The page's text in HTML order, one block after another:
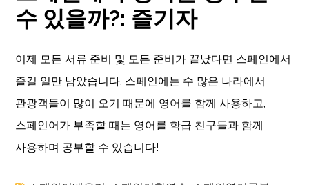
수 있을까?: 즐기자
이제 모든 서류 준비 및 모든 준비가 끝났다면 스페인에서
즐길 일만 남았습니다. 스페인에는 수 많은 나라에서
관광객들이 많이 오기 때문에 영어를 함께 사용하고,
스페인어가 부족할 때는 영어를 학급 친구들과 함께
사용하며 공부할 수 있습니다!